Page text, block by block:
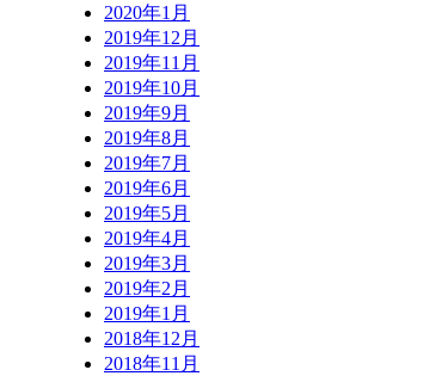
2020年1月
2019年12月
2019年11月
2019年10月
2019年9月
2019年8月
2019年7月
2019年6月
2019年5月
2019年4月
2019年3月
2019年2月
2019年1月
2018年12月
2018年11月